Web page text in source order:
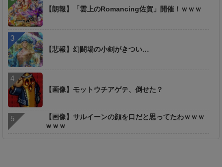
【朗報】「雲上のRomancing佐賀」開催！ｗｗｗ
【悲報】幻闘場の小剣がきつい…
【画像】モットウチアゲテ、倒せた？
【画像】サルイーンの顔を口だと思ってたわｗｗｗ
ｗｗｗ